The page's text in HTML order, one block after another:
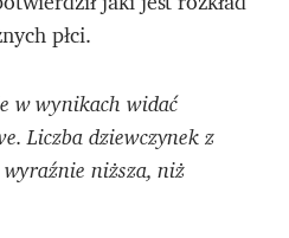
płci.
w wynikach widać
Liczba dziewczynek z
niższa, niż